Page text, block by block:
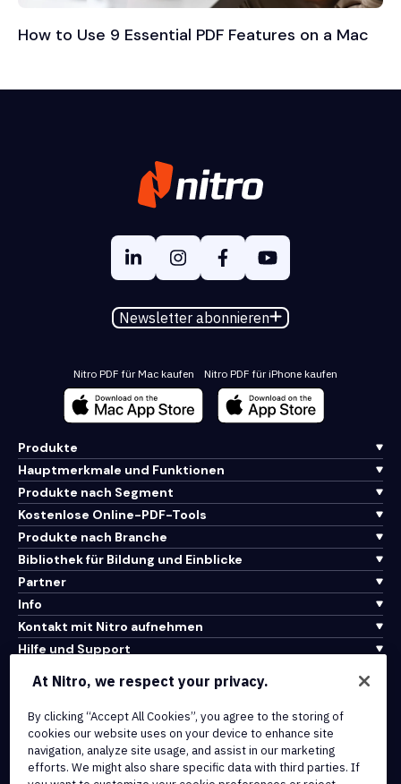
How to Use 9 Essential PDF Features on a Mac
Newsletter abonnieren
Nitro PDF für Mac kaufen Nitro PDF für iPhone kaufen
Produkte
Hauptmerkmale und Funktionen
Produkte nach Segment
Kostenlose Online-PDF-Tools
Produkte nach Branche
Bibliothek für Bildung und Einblicke
Partner
Info
Kontakt mit Nitro aufnehmen
Hilfe und Support
Nutzungsbedingungen
Cookie-Richtlinie
Copyright-Richtlinie
Alle Bedingungen und Richtlinien
At Nitro, we respect your privacy.
By clicking “Accept All Cookies”, you agree to the storing of
cookies our website uses on your device to enhance site
navigation, analyze site usage, and assist in our marketing
efforts. We might also share specific data with third parties. If